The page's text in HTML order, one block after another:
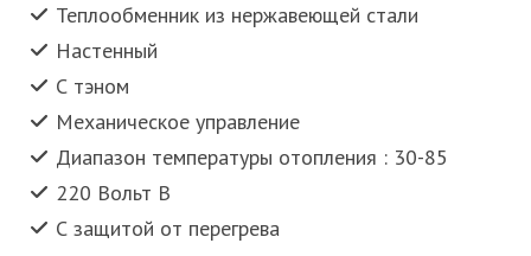
Теплообменник из нержавеющей стали
Настенный
С тэном
Механическое управление
Диапазон температуры отопления : 30-85
220 Вольт В
С защитой от перегрева